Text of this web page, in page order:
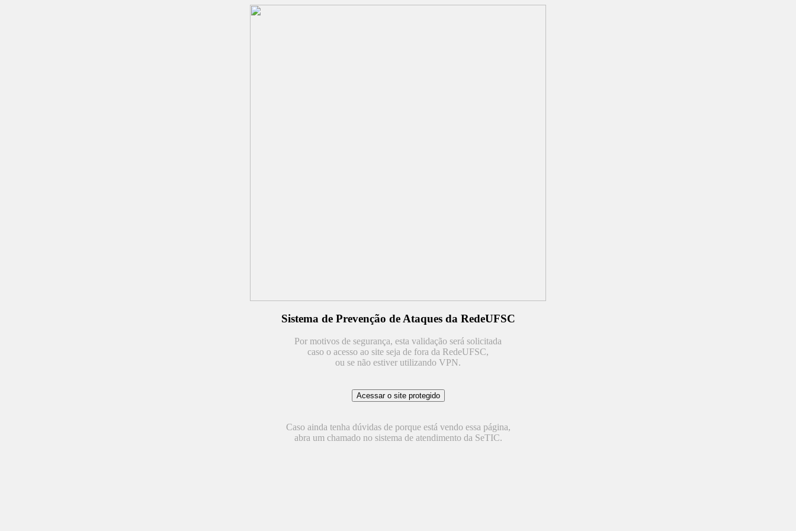
Sistema de Prevenção de Ataques da RedeUFSC
Por motivos de segurança, esta validação será solicitada
caso o acesso ao site seja de fora da RedeUFSC,
ou se não estiver utilizando VPN.
Caso ainda tenha dúvidas de porque está vendo essa página,
abra um chamado no sistema de atendimento da SeTIC.